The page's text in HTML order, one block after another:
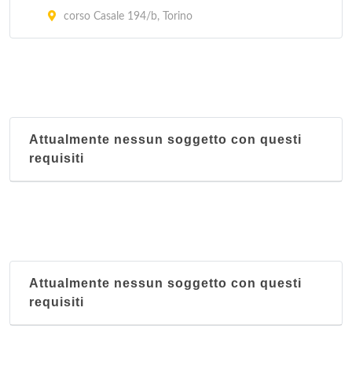
corso Casale 194/b, Torino
Attualmente nessun soggetto con questi
requisiti
Attualmente nessun soggetto con questi
requisiti